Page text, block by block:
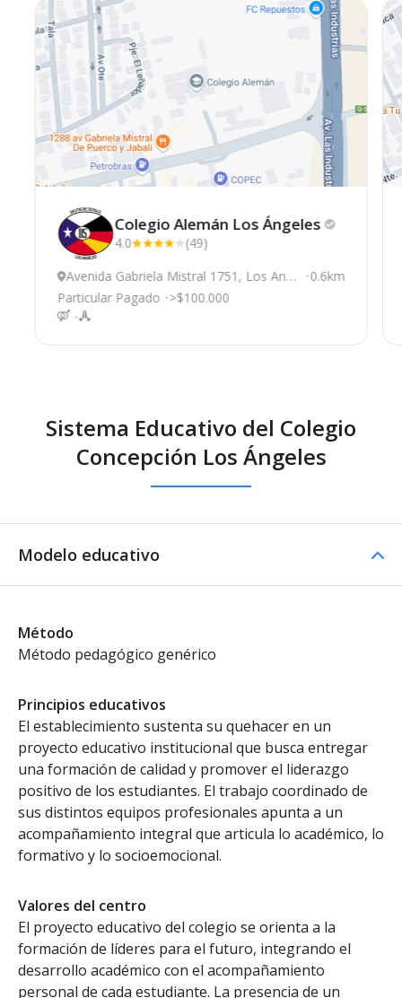
Colegio Alemán LosÁngeles
4.0
(49)
Avenida Gabriela Mistral 1751, Los Ange
les
0.6km
Particular Pagado >$100.000
Sistema Educativo del Colegio
Concepción Los Ángeles
Modelo educativo
Método
Método pedagógico genérico
Principios educativos
El establecimiento sustenta su quehacer en un
proyecto educativo institucional que busca entregar
una formación de calidad y promover el liderazgo
positivo de los estudiantes. El trabajo coordinado de
sus distintos equipos profesionales apunta a un
acompañamiento integral que articula lo académico, lo
formativo y lo socioemocional.
Valores del centro
El proyecto educativo del colegio se orienta a la
formación de líderes para el futuro, integrando el
desarrollo académico con el acompañamiento
personal de cada estudiante. La presencia de un